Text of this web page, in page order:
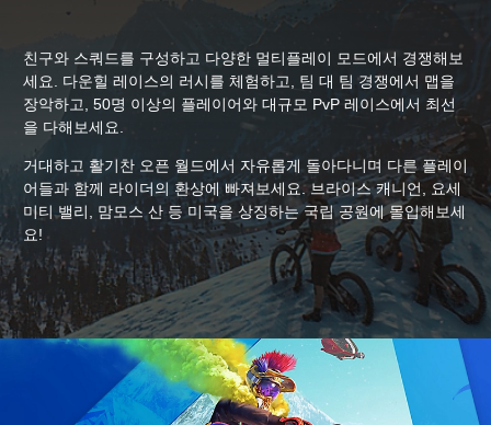
친구와 스쿼드를 구성하고 다양한 멀티플레이 모드에서 경쟁해보
세요. 다운힐 레이스의 러시를 체험하고, 팀 대 팀 경쟁에서 맵을
장악하고, 50명 이상의 플레이어와 대규모 PvP 레이스에서 최선
을 다해보세요.
거대하고 활기찬 오픈 월드에서 자유롭게 돌아다니며 다른 플레이
어들과 함께 라이더의 환상에 빠져보세요. 브라이스 캐니언, 요세
미티 밸리, 맘모스 산 등 미국을 상징하는 국립 공원에 몰입해보세
요!